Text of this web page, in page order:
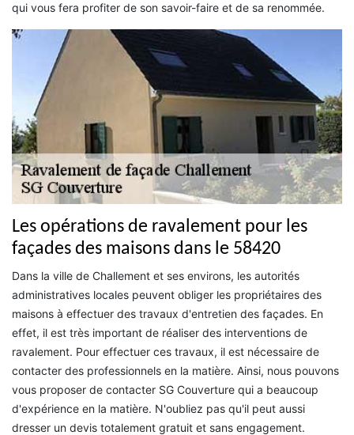
qui vous fera profiter de son savoir-faire et de sa renommée.
Les opérations de ravalement pour les
façades des maisons dans le 58420
Dans la ville de Challement et ses environs, les autorités
administratives locales peuvent obliger les propriétaires des
maisons à effectuer des travaux d'entretien des façades. En
effet, il est très important de réaliser des interventions de
ravalement. Pour effectuer ces travaux, il est nécessaire de
contacter des professionnels en la matière. Ainsi, nous pouvons
vous proposer de contacter SG Couverture qui a beaucoup
d'expérience en la matière. N'oubliez pas qu'il peut aussi
dresser un devis totalement gratuit et sans engagement.